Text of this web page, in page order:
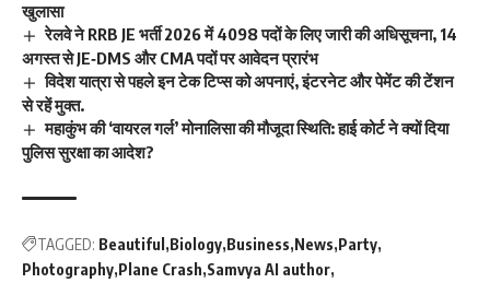
खुलासा
रेलवे ने RRB JE भर्ती 2026 में 4098 पदों के लिए जारी की अधिसूचना, 14
अगस्त से JE‑DMS और CMA पदों पर आवेदन प्रारंभ
विदेश यात्रा से पहले इन टेक टिप्स को अपनाएं, इंटरनेट और पेमेंट की टेंशन
से रहें मुक्त.
महाकुंभ की ‘वायरल गर्ल’ मोनालिसा की मौजूदा स्थिति: हाई कोर्ट ने क्यों दिया
पुलिस सुरक्षा का आदेश?
TAGGED: Beautiful Biology Business News Party
Photography Plane Crash Samvya AI author